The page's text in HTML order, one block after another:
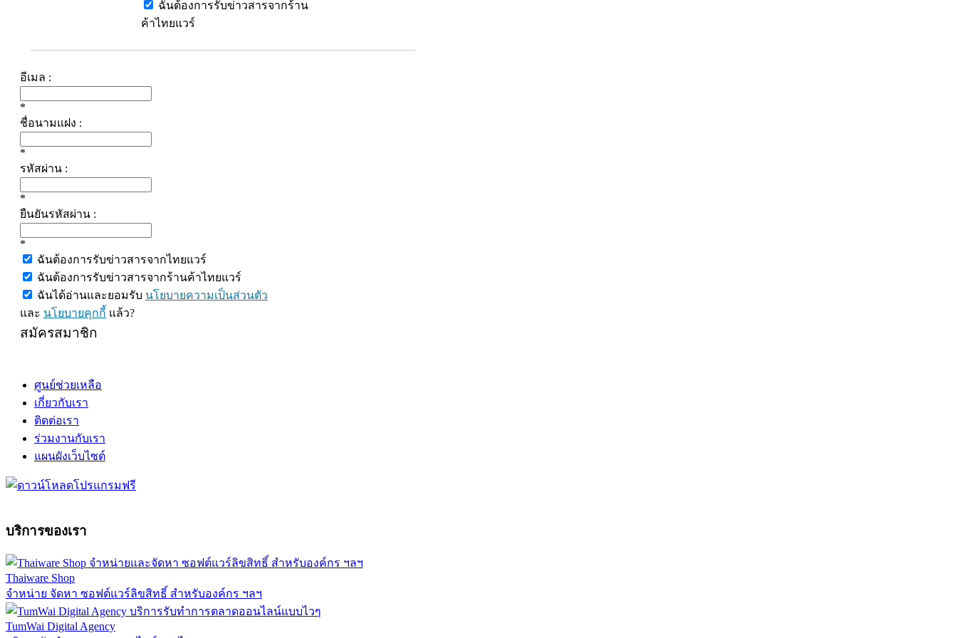
ฉันต้องการรับข่าวสารจากร้าน
ค้าไทยแวร์
อีเมล :
*
ชื่อนามแฝง :
*
รหัสผ่าน :
*
ยืนยันรหัสผ่าน :
*
ฉันต้องการรับข่าวสารจากไทยแวร์
ฉันต้องการรับข่าวสารจากร้านค้าไทยแวร์
ฉันได้อ่านและยอมรับ นโยบายความเป็นส่วนตัว
และ นโยบายคุกกี้ แล้ว?
สมัครสมาชิก
ศูนย์ช่วยเหลือ
เกี่ยวกับเรา
ติดต่อเรา
ร่วมงานกับเรา
แผนผังเว็บไซต์
บริการของเรา
Thaiware Shop
จำหน่าย จัดหา ซอฟต์แวร์ลิขสิทธิ์ สำหรับองค์กร ฯลฯ
TumWai Digital Agency